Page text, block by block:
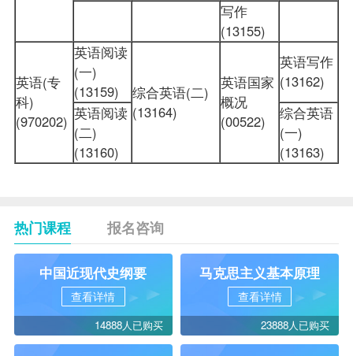
写作
(13155)
英语(专
科)
(970202)
英语阅读
(一)
(13159)
综合英语(二)
(13164)
英语国家
概况
(00522)
英语写作
(13162)
英语阅读
(二)
(13160)
综合英语
(一)
(13163)
热门课程 报名咨询
中国近现代史纲要
查看详情
14888人已购买
马克思主义基本原理
查看详情
23888人已购买